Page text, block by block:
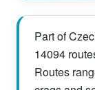
Part of
14094
Routes